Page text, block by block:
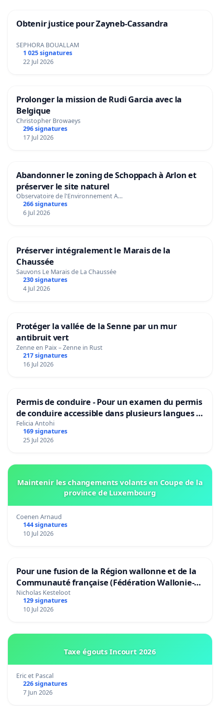
Obtenir justice pour Zayneb-Cassandra
SEPHORA BOUALLAM
1 025 signatures
22 Jul 2026
Prolonger la mission de Rudi Garcia avec la
Belgique
Christopher Browaeys
296 signatures
17 Jul 2026
Abandonner le zoning de Schoppach à Arlon et
préserver le site naturel
Observatoire de l'Environnement A…
266 signatures
6 Jul 2026
Préserver intégralement le Marais de la
Chaussée
Sauvons Le Marais de La Chaussée
230 signatures
4 Jul 2026
Protéger la vallée de la Senne par un mur
antibruit vert
Zenne en Paix – Zenne in Rust
217 signatures
16 Jul 2026
Permis de conduire - Pour un examen du permis
de conduire accessible dans plusieurs langues à
Bruxelles
Felicia Antohi
169 signatures
25 Jul 2026
Maintenir les changements volants en Coupe de la
province de Luxembourg
Coenen Arnaud
144 signatures
10 Jul 2026
Pour une fusion de la Région wallonne et de la
Communauté française (Fédération Wallonie-
Bruxelles)
Nicholas Kesteloot
129 signatures
10 Jul 2026
Taxe égouts Incourt 2026
Eric et Pascal
226 signatures
7 Jun 2026